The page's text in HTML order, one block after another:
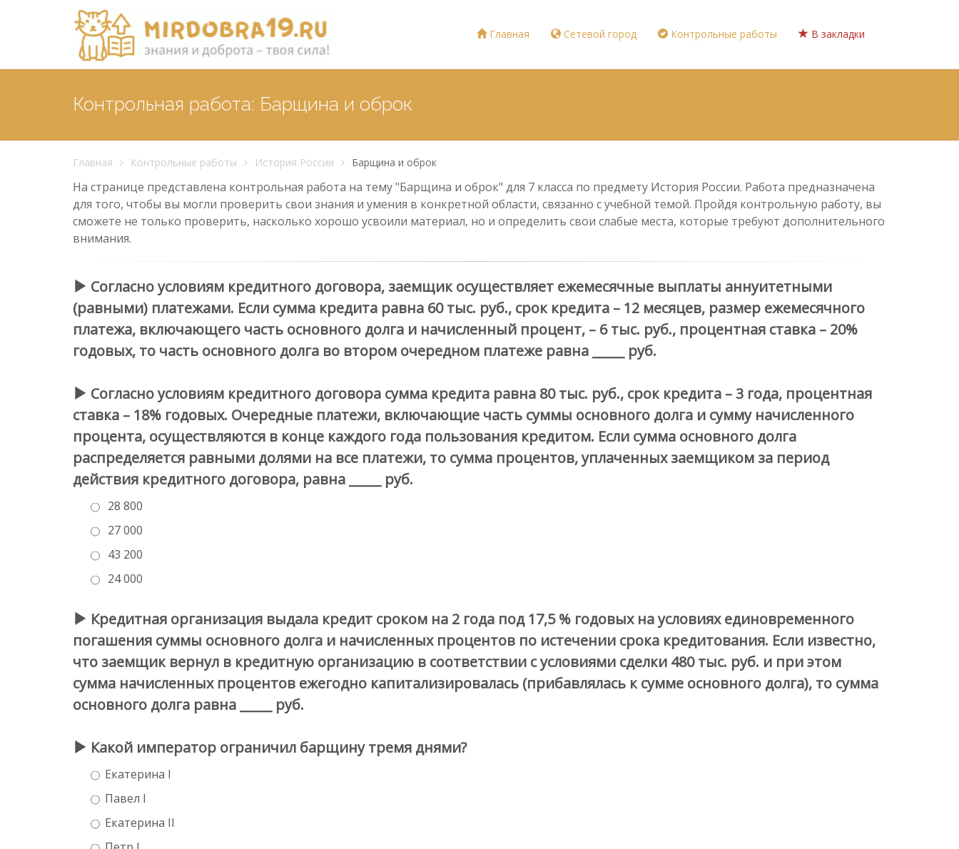
Главная Сетевой город Контрольные работы В закладки
Контрольная работа: Барщина и оброк
Главная Контрольные работы История России Барщина и оброк
На странице представлена контрольная работа на тему "Барщина и оброк" для 7 класса по предмету История России. Работа предназначена
для того, чтобы вы могли проверить свои знания и умения в конкретной области, связанно с учебной темой. Пройдя контрольную работу, вы
сможете не только проверить, насколько хорошо усвоили материал, но и определить свои слабые места, которые требуют дополнительного
внимания.
Согласно условиям кредитного договора, заемщик осуществляет ежемесячные выплаты аннуитетными
(равными) платежами. Если сумма кредита равна 60 тыс. руб., срок кредита – 12 месяцев, размер ежемесячного
платежа, включающего часть основного долга и начисленный процент, – 6 тыс. руб., процентная ставка – 20%
годовых, то часть основного долга во втором очередном платеже равна _____ руб.
Согласно условиям кредитного договора сумма кредита равна 80 тыс. руб., срок кредита – 3 года, процентная
ставка – 18% годовых. Очередные платежи, включающие часть суммы основного долга и сумму начисленного
процента, осуществляются в конце каждого года пользования кредитом. Если сумма основного долга
распределяется равными долями на все платежи, то сумма процентов, уплаченных заемщиком за период
действия кредитного договора, равна _____ руб.
28 800
27 000
43 200
24 000
Кредитная организация выдала кредит сроком на 2 года под 17,5 % годовых на условиях единовременного
погашения суммы основного долга и начисленных процентов по истечении срока кредитования. Если известно,
что заемщик вернул в кредитную организацию в соответствии с условиями сделки 480 тыс. руб. и при этом
сумма начисленных процентов ежегодно капитализировалась (прибавлялась к сумме основного долга), то сумма
основного долга равна _____ руб.
Какой император ограничил барщину тремя днями?
Екатерина I
Павел I
Екатерина II